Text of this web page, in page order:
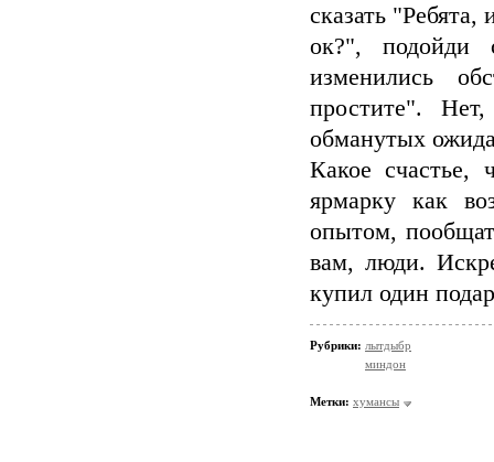
сказать "Ребята,
ок?",
изменились
простите".
обманутых
Какое счастье,
ярмарку как
опытом,
вам, люди.
купил один
Рубрики: лытдыбр
миндон
Метки: хумансы